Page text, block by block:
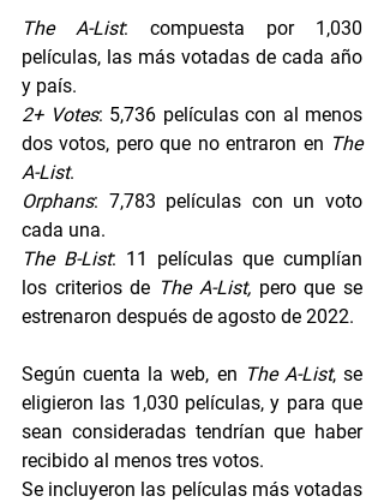
The A-List: compuesta por 1,030
películas, las más votadas de cada año
y país.
2+ Votes: 5,736 películas con al menos
dos votos, pero que no entraron en The
A-List.
Orphans: 7,783 películas con un voto
cada una.
The B-List: 11 películas que cumplían
los criterios de The A-List, pero que se
estrenaron después de agosto de 2022.
Según cuenta la web, en The A-List, se
eligieron las 1,030 películas, y para que
sean consideradas tendrían que haber
recibido al menos tres votos.
Se incluyeron las películas más votadas